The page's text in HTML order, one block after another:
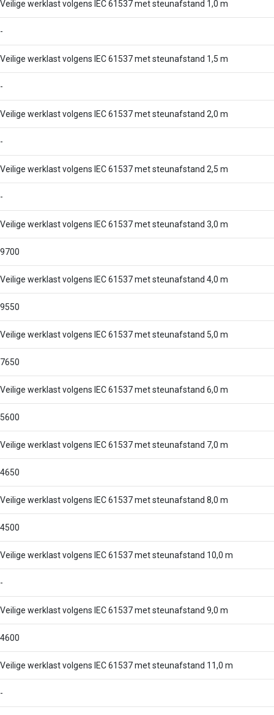
Veilige werklast volgens IEC 61537 met steunafstand 1,0 m
-
Veilige werklast volgens IEC 61537 met steunafstand 1,5 m
-
Veilige werklast volgens IEC 61537 met steunafstand 2,0 m
-
Veilige werklast volgens IEC 61537 met steunafstand 2,5 m
-
Veilige werklast volgens IEC 61537 met steunafstand 3,0 m
9700
Veilige werklast volgens IEC 61537 met steunafstand 4,0 m
9550
Veilige werklast volgens IEC 61537 met steunafstand 5,0 m
7650
Veilige werklast volgens IEC 61537 met steunafstand 6,0 m
5600
Veilige werklast volgens IEC 61537 met steunafstand 7,0 m
4650
Veilige werklast volgens IEC 61537 met steunafstand 8,0 m
4500
Veilige werklast volgens IEC 61537 met steunafstand 10,0 m
-
Veilige werklast volgens IEC 61537 met steunafstand 9,0 m
4600
Veilige werklast volgens IEC 61537 met steunafstand 11,0 m
-